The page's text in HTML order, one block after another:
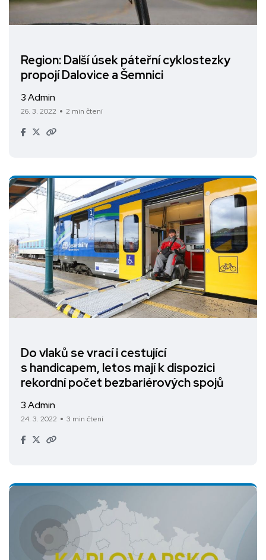
Region: Další úsek páteřní cyklostezky
propojí Dalovice a Šemnici
3 Admin
26. 3. 2022 2 min čtení
Do vlaků se vrací i cestující
s handicapem, letos mají k dispozici
rekordní počet bezbariérových spojů
3 Admin
24. 3. 2022 3 min čtení